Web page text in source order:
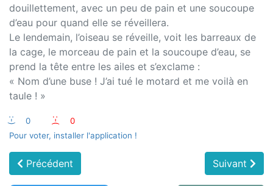
douillettement, avec un peu de pain et une soucoupe
d’eau pour quand elle se réveillera.
Le lendemain, l’oiseau se réveille, voit les barreaux de
la cage, le morceau de pain et la soucoupe d’eau, se
prend la tête entre les ailes et s’exclame :
« Nom d’une buse ! J’ai tué le motard et me voilà en
taule ! »
:-) 0 :-(
0
Pour voter, installer l'application !
Précédent Suivant